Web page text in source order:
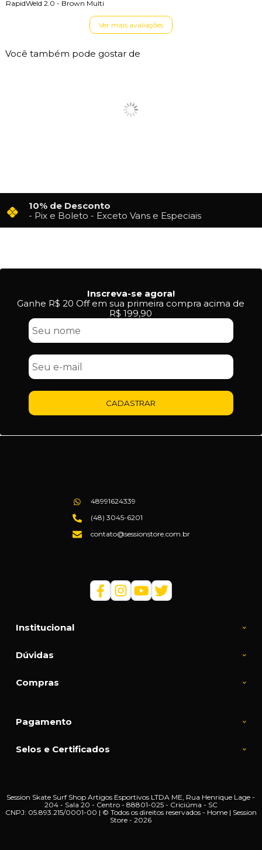
RapidWeld 2.0 - Brown Multi
Ver mais avaliações
Você também pode gostar de
10% de Desconto
- Pix e Boleto - Exceto Vans e Especiais
Inscreva-se agora!
Ganhe R$ 20 Off em sua primeira compra acima de
R$ 199,90
CADASTRAR
Institucional
Dúvidas
Compras
48991624339
(48) 3045-6201
contato@sessionstore.com.br
Pagamento
Selos e Certificados
Session Skate Surf Shop Artigos Esportivos LTDA ME, Rua Henrique Lage -
204 - Sala 20 - Centro - 88801-025 - Criciúma - SC
CNPJ: 05.893.215/0001-00 | © Todos os direitos reservados - Home | Session
Store - 2026